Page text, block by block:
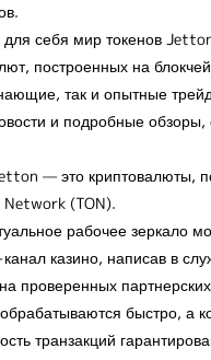
для себя мир токенов
построенных на
так и опытные
и подробные обзоры,
— это криптовалюты,
Network (TON).
рабочее зеркало
казино, написав в
проверенных
быстро, а
транзакций